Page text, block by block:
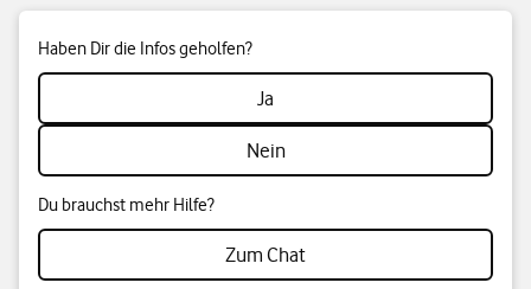
Haben Dir die Infos geholfen?
Ja
Nein
Du brauchst mehr Hilfe?
Zum Chat